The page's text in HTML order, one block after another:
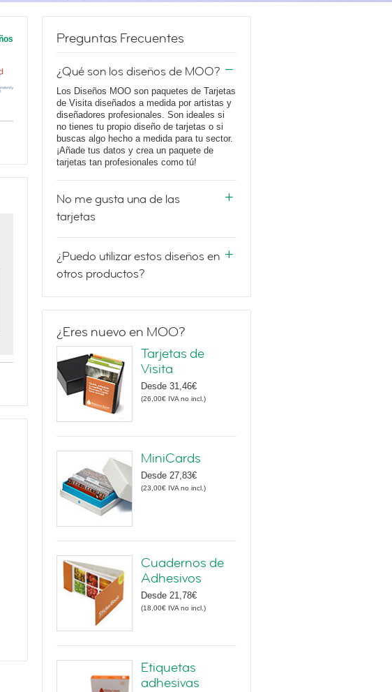
Preguntas Frecuentes
¿Qué son los diseños de MOO?
Los Diseños MOO son paquetes de Tarjetas
de Visita diseñados a medida por artistas y
diseñadores profesionales. Son ideales si
no tienes tu propio diseño de tarjetas o si
buscas algo hecho a medida para tu sector.
¡Añade tus datos y crea un paquete de
tarjetas tan profesionales como tú!
No me gusta una de las
tarjetas
¿Puedo utilizar estos diseños en
otros productos?
¿Eres nuevo en MOO?
Tarjetas de
Visita
Desde 31,46€
(26,00€ IVA no incl. )
MiniCards
Desde 27,83€
(23,00€ IVA no incl. )
Cuadernos de
Adhesivos
Desde 21,78€
(18,00€ IVA no incl. )
Etiquetas
adhesivas